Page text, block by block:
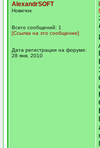
AlexandrSOFT
Новичок
Всего сообщений: 1
[Ссылка на это сообщение]
Дата регистрации на форуме:
28 янв. 2010